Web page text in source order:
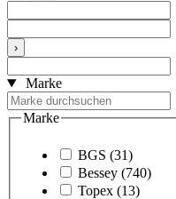
›
Marke
Marke
BGS (31)
Bessey (740)
Topex (13)